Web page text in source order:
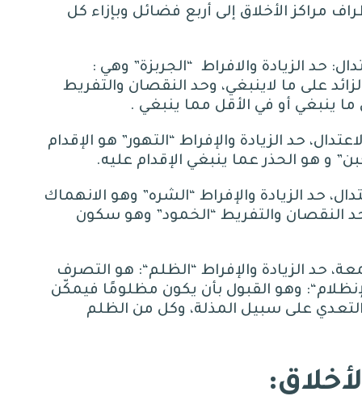
مراكز الأخلاق إلى أربع فضائل وبإزاء كل
: حد الزيادة والافراط “الجربزة” وهي :
على ما لاينبغي، وحد النقصان والتفريط
ينبغي أو في الأقل مما ينبغي .
حد الزيادة والإفراط “التهور” هو الإقدام
” و هو الحذر عما ينبغي الإقدام عليه.
حد الزيادة والإفراط “الشره” وهو الانهماك
النقصان والتفريط “الخمود” وهو سكون
حد الزيادة والإفراط “الظلم“: هو التصرف
“: وهو القبول بأن يكون مظلومًا فيمكّن
على سبيل المذلة، وكل من الظلم
: